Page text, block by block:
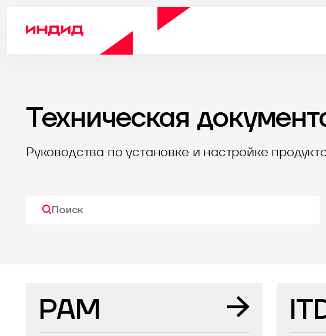
Техническая
Руководства по установке и настройке
PAM